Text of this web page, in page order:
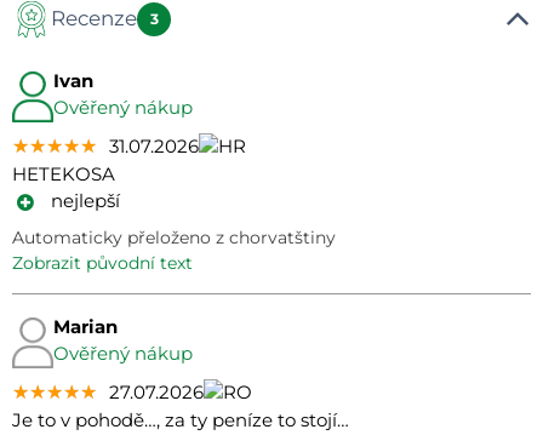
Manuál
Recenze 3
Ivan
Ověřený nákup
★★★★★
★★★★★
★★★★★ 31.07.2026
HETEKOSA
nejlepší
Automaticky přeloženo z chorvatštiny
zobrazit původní text
Marian
Ověřený nákup
★★★★★
★★★★★
★★★★★ 27.07.2026
Je to v pohodě…, za ty peníze to stojí…